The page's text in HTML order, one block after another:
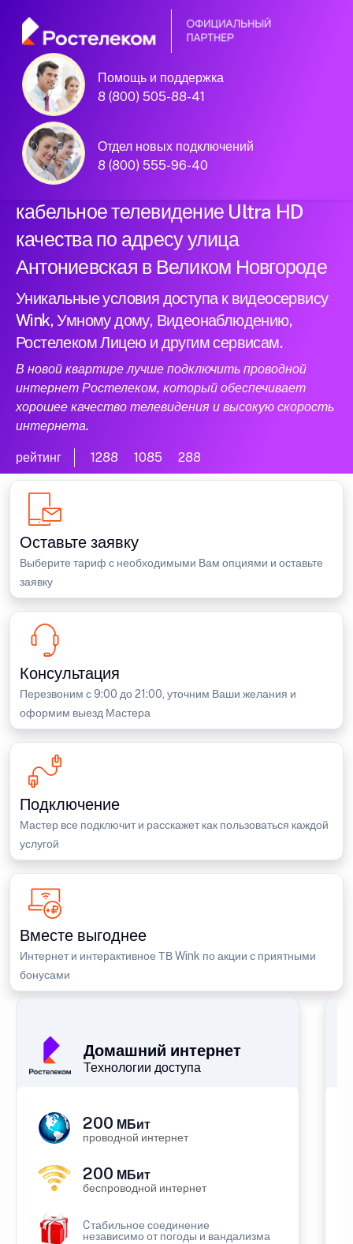
Помощь и поддержка
8 (800) 505-88-41
Отдел новых подключений
8 (800) 555-96-40
Официальный
партнер Ростелеком
Подключили новый интернет и
кабельное телевидение Ultra HD
качества по адресу улица
Антониевская в Великом Новгороде
Уникальные условия доступа к видеосервису
Wink, Умному дому, Видеонаблюдению,
Ростелеком Лицею и другим сервисам.
В новой квартире лучше подключить проводной
интернет Ростелеком, который обеспечивает
хорошее качество телевидения и высокую скорость
интернета.
рейтинг 1288 1085 288
Оставьте заявку
Выберите тариф с необходимыми Вам опциями и оставьте
заявку
Консультация
Перезвоним с 9:00 до 21:00, уточним Ваши желания и
оформим выезд Мастера
Подключение
Мастер все подключит и расскажет как пользоваться каждой
услугой
Вместе выгоднее
Интернет и интерактивное ТВ Wink по акции с приятными
бонусами
Домашний интернет
Технологии доступа
200 МБит
проводной интернет
200 МБит
беспроводной интернет
Cтабильное соединение
независимо от погоды и вандализма